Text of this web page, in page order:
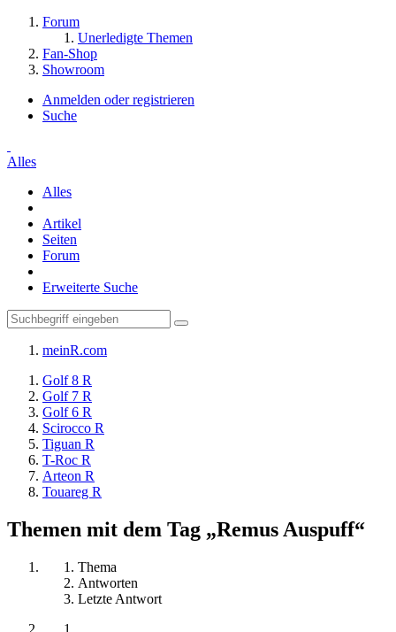
Forum
Unerledigte Themen
Fan-Shop
Showroom
Anmelden oder registrieren
Suche
Alles
Alles
Artikel
Seiten
Forum
Erweiterte Suche
meinR.com
Golf 8 R
Golf 7 R
Golf 6 R
Scirocco R
Tiguan R
T-Roc R
Arteon R
Touareg R
Themen mit dem Tag „Remus Auspuff“
Thema
Antworten
Letzte Antwort